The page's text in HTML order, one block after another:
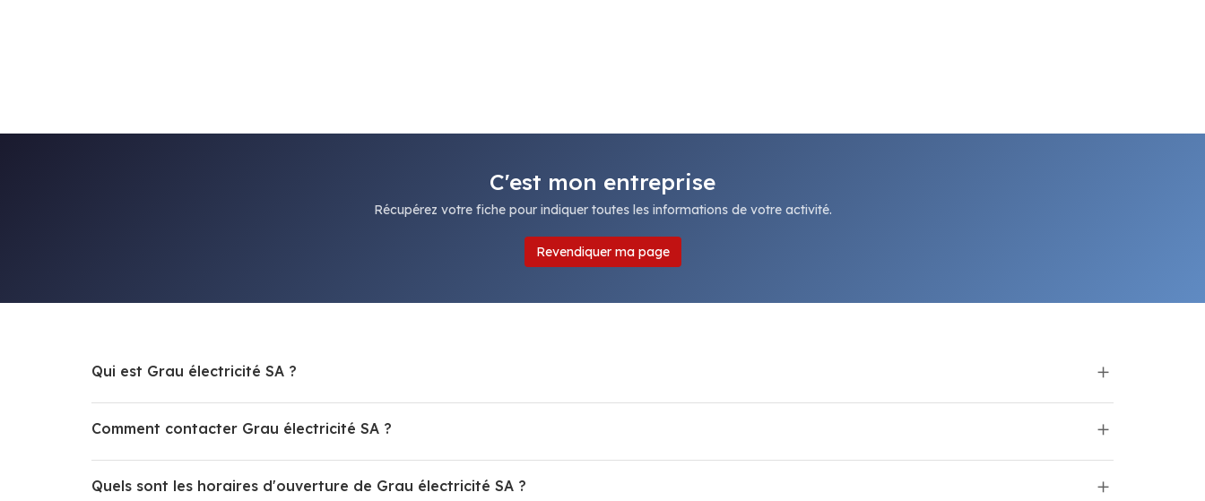
C'est mon entreprise
Récupérez votre fiche pour indiquer toutes les informations de votre activité.
Revendiquer ma page
Qui est Grau électricité SA ?
Comment contacter Grau électricité SA ?
Quels sont les horaires d'ouverture de Grau électricité SA ?